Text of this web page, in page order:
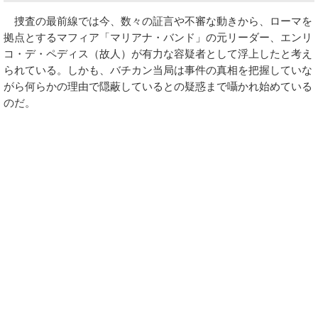
捜査の最前線では今、数々の証言や不審な動きから、ローマを
拠点とするマフィア「マリアナ・バンド」の元リーダー、エンリ
コ・デ・ペディス（故人）が有力な容疑者として浮上したと考え
られている。しかも、バチカン当局は事件の真相を把握していな
がら何らかの理由で隠蔽しているとの疑惑まで囁かれ始めている
のだ。